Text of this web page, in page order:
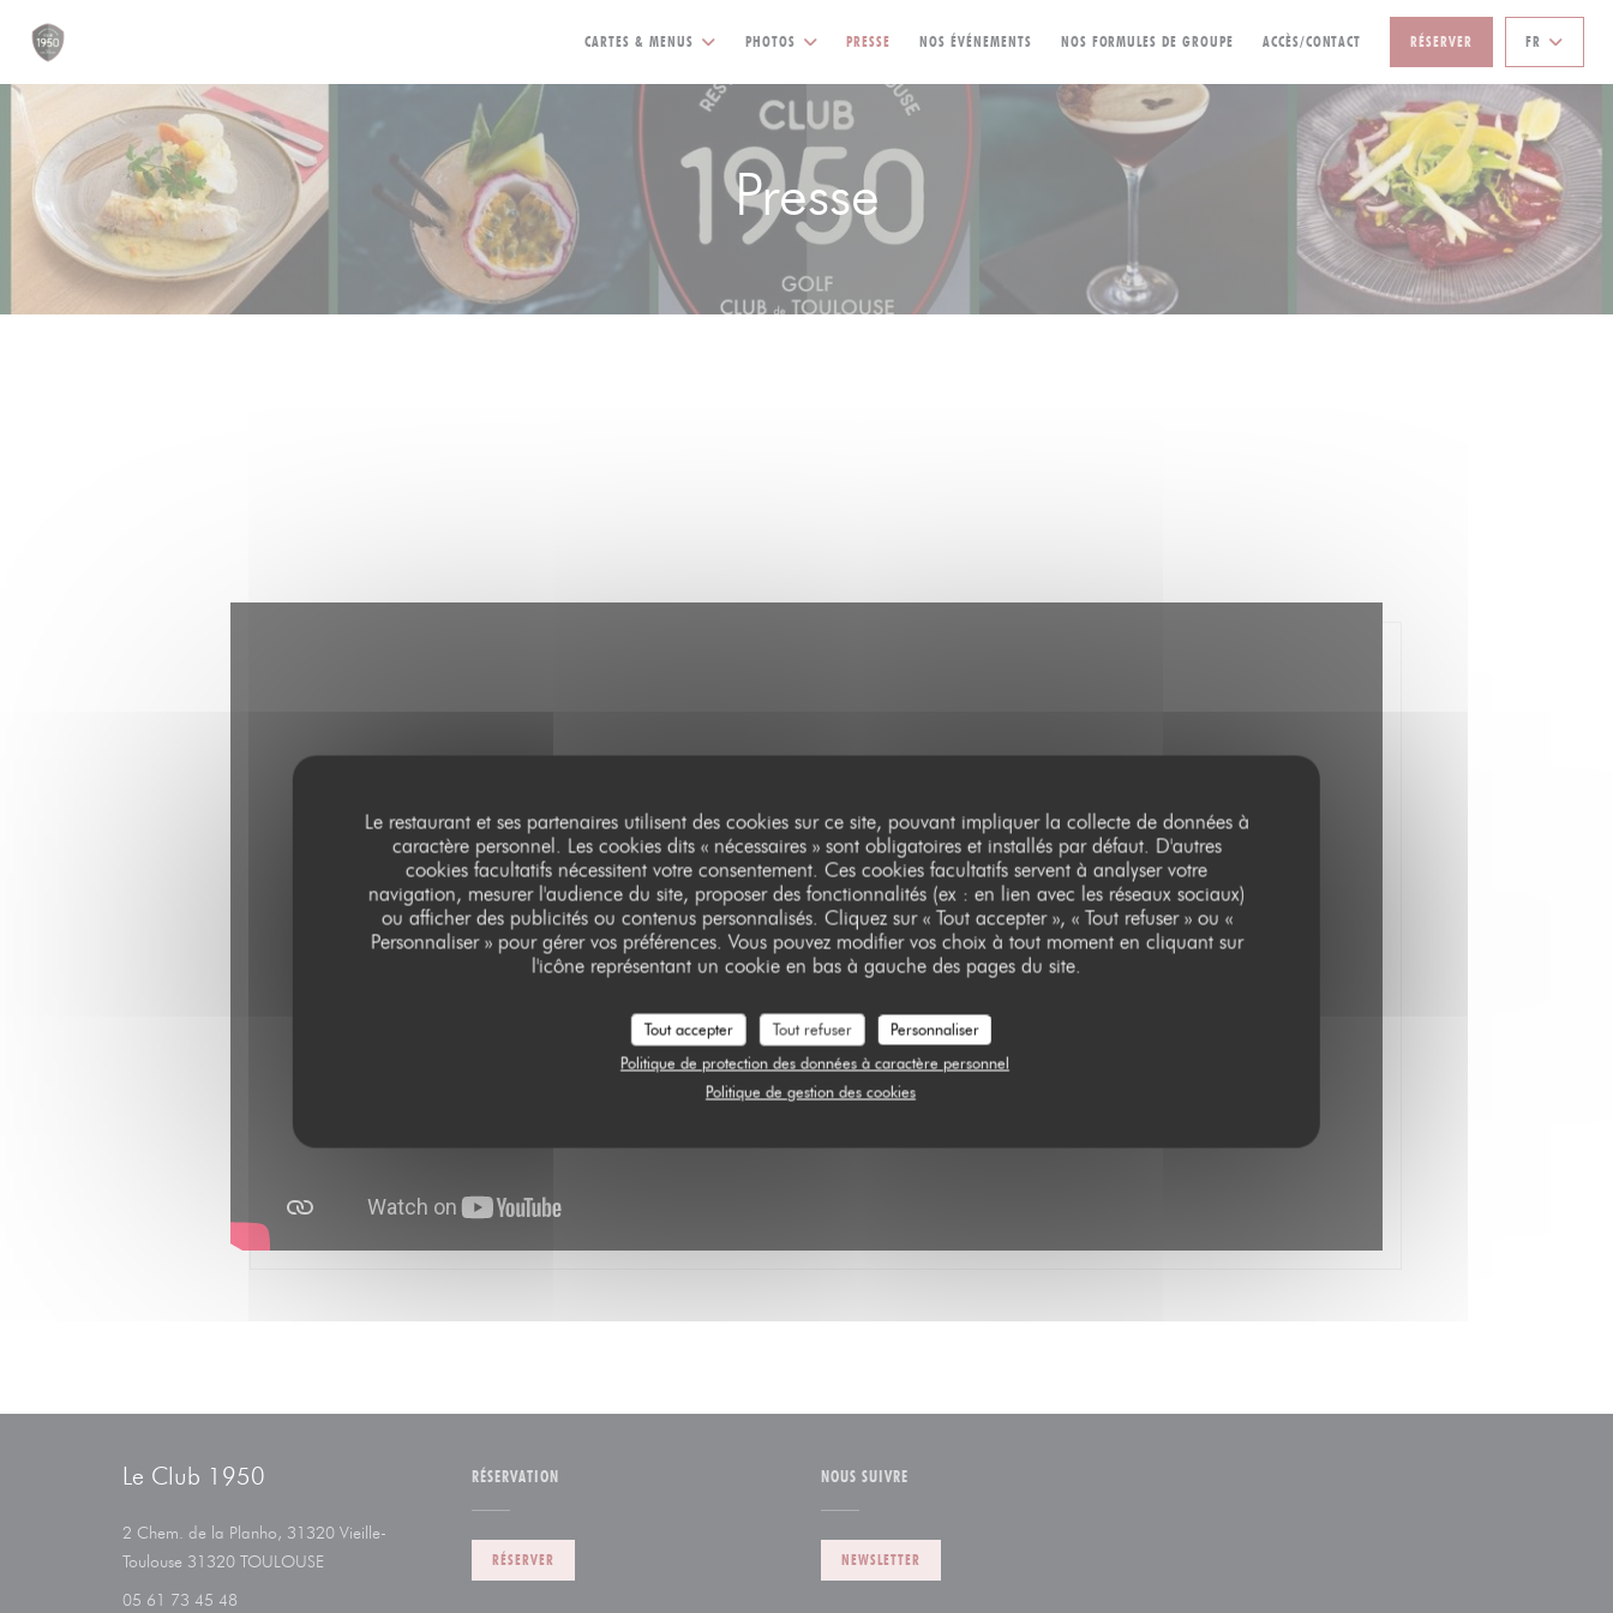
Le restaurant et ses partenaires utilisent des cookies sur ce site, pouvant impliquer la collecte de données à
caractère personnel. Les cookies dits « nécessaires » sont obligatoires et installés par défaut. D'autres
cookies facultatifs nécessitent votre consentement. Ces cookies facultatifs servent à analyser votre
navigation, mesurer l'audience du site, proposer des fonctionnalités (ex : en lien avec les réseaux sociaux)
ou afficher des publicités ou contenus personnalisés. Cliquez sur « Tout accepter », « Tout refuser » ou «
Personnaliser » pour gérer vos préférences. Vous pouvez modifier vos choix à tout moment en cliquant sur
l'icône représentant un cookie en bas à gauche des pages du site.
Tout accepter Tout refuser
Personnaliser
Politique de protection des données à caractère personnel
Politique de gestion des cookies
CARTES & MENUS PHOTOS PRESSE NOS ÉVÉNEMENTS NOS FORMULES DE GROUPE((OUVRE UNE NOUVELLE FENÊTRE))
ACCÈS/CONTACT RÉSERVER FR
Presse
Le Club 1950
2 Chem. de la Planho, 31320 Vieille-
Toulouse 31320 TOULOUSE ((ouvre une nouvelle fenêtre))
05 61 73 45 48
RÉSERVATION
RÉSERVER
NOUS SUIVRE
NEWSLETTER